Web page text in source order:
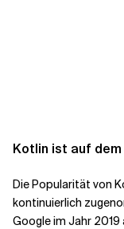
Kotlin ist auf dem
Die Popularität von
kontinuierlich
Google im Jahr